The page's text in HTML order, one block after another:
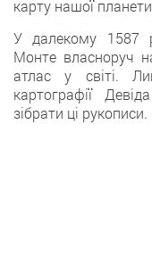
карту нашої
У далекому 1587
Монте власноруч
атлас у світі.
картографії
зібрати ці рукописи.